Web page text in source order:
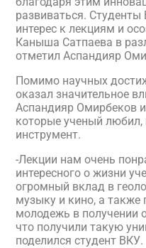
развиваться.
интерес к лекциям и
Каныша Сатпаева в
отметил Аспандияр
Помимо научных
оказал значительное
Аспандияр Омирбеков
которые ученый любил,
инструмент.
-Лекции нам очень
интересного о жизни
огромный вклад в
музыку и кино, а также
молодежь в получении
что получили такую
поделился студент ВКУ.